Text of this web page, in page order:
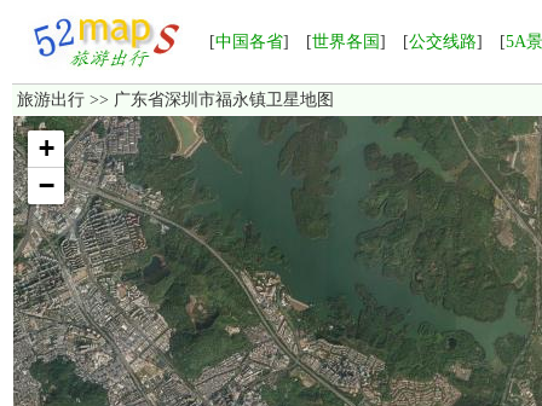
[中国各省] [世界各国 ] [公交线路] [5A
旅游出行 >> 广东省深圳市福永镇卫星地图
加载中，如果长时间无法显示，请点击这里重新加载
+
−